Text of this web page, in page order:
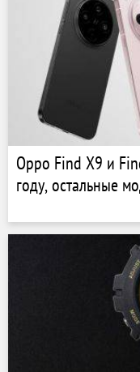
Oppo Find X9 и
году, остальные